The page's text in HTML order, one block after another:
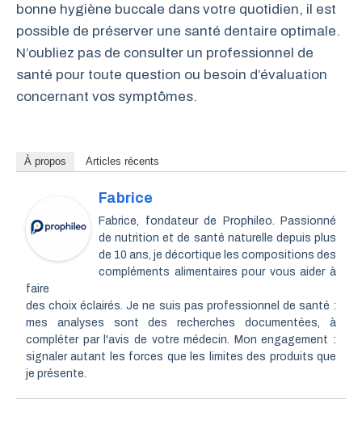
bonne hygiène buccale dans votre quotidien, il est
possible de préserver une santé dentaire optimale.
N’oubliez pas de consulter un professionnel de
santé pour toute question ou besoin d’évaluation
concernant vos symptômes.
À propos Articles récents
Fabrice
Fabrice, fondateur de Prophileo. Passionné
de nutrition et de santé naturelle depuis plus
de 10 ans, je décortique les compositions des
compléments alimentaires pour vous aider à
faire
des choix éclairés. Je ne suis pas professionnel de santé :
mes analyses sont des recherches documentées, à
compléter par l'avis de votre médecin. Mon engagement :
signaler autant les forces que les limites des produits que
je présente.